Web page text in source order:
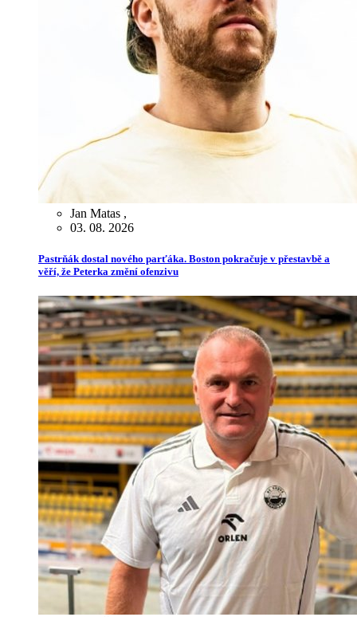
Jan Matas ,
03. 08. 2026
Pastrňák dostal nového parťáka. Boston pokračuje v přestavbě a
věří, že Peterka změní ofenzivu